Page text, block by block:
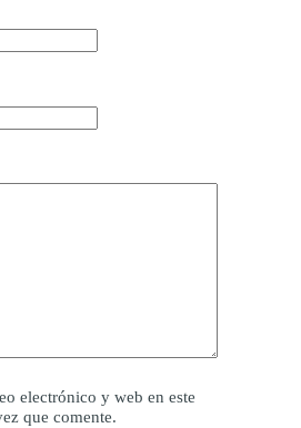
electrónico y web en este
que comente.